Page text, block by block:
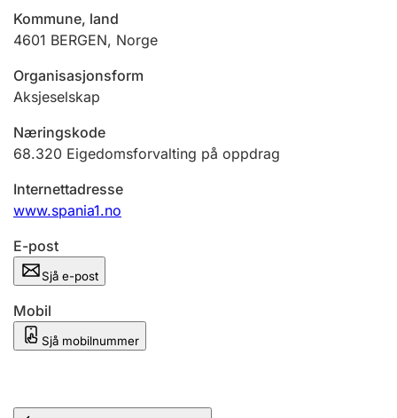
Ektepaktrettleiaren
Andre tema
Kommune, land
4601 BERGEN, Norge
Organisasjonsform
Aksjeselskap
Næringskode
68.320 Eigedomsforvalting på oppdrag
Internettadresse
www.spania1.no
E-post
Sjå e-post
Mobil
Sjå mobilnummer